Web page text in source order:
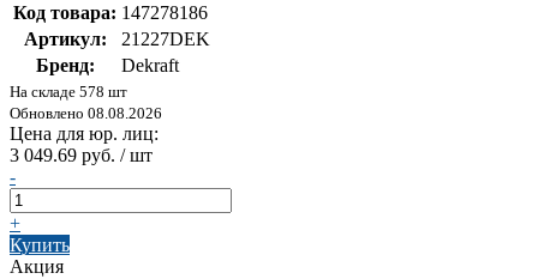
Код товара: 147278186
Артикул:
21227DEK
Бренд:
Dekraft
На складе 578 шт
Обновлено 08.08.2026
Цена для юр. лиц:
3 049.69 руб. / шт
-
+
Купить
Акция